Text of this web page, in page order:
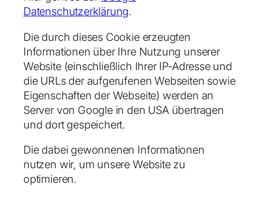
Datenschutzerklärung.
Die durch dieses Cookie erzeugten
Informationen über Ihre Nutzung unserer
Website (einschließlich Ihrer IP-Adresse und
die URLs der aufgerufenen Webseiten sowie
Eigenschaften der Webseite) werden an
Server von Google in den USA übertragen
und dort gespeichert.
Die dabei gewonnenen Informationen
nutzen wir, um unsere Website zu
optimieren.